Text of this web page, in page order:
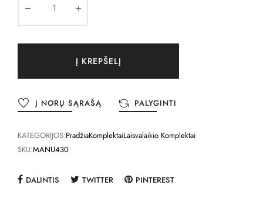
Į KREPŠELĮ
Į NORŲ SĄRAŠĄ PALYGINTI
KATEGORIJOS:PradžiaKomplektaiLaisvalaikio Komplektai
SKU:MANU430
DALINTIS TWITTER PINTEREST